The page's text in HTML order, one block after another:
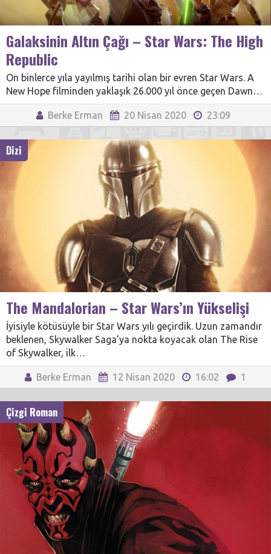
Galaksinin Altın Çağı – Star Wars: The High
Republic
On binlerce yıla yayılmış tarihi olan bir evren Star Wars. A
New Hope filminden yaklaşık 26.000 yıl önce geçen Dawn…
Berke Erman 20 Nisan 2020 23:09
Dizi
The Mandalorian – Star Wars’ın Yükselişi
İyisiyle kötüsüyle bir Star Wars yılı geçirdik. Uzun zamandır
beklenen, Skywalker Saga’ya nokta koyacak olan The Rise
of Skywalker, ilk…
Berke Erman 12 Nisan 2020 16:02 1
Çizgi Roman